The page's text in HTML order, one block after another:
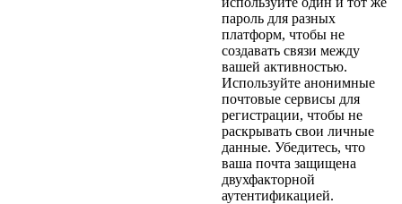
пароль для разных
платформ, чтобы не
создавать связи между
вашей активностью.
Используйте анонимные
почтовые сервисы для
регистрации, чтобы не
раскрывать свои личные
данные. Убедитесь, что
ваша почта защищена
двухфакторной
аутентификацией.